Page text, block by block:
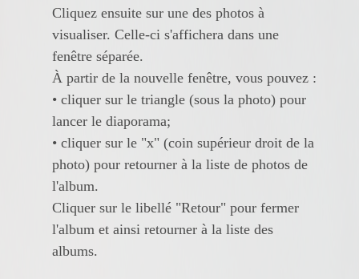
Cliquez ensuite sur une des photos à
visualiser. Celle-ci s'affichera dans une
fenêtre séparée.
À partir de la nouvelle fenêtre, vous pouvez :
• cliquer sur le triangle (sous la photo) pour
lancer le diaporama;
• cliquer sur le "x" (coin supérieur droit de la
photo) pour retourner à la liste de photos de
l'album.
Cliquer sur le libellé "Retour" pour fermer
l'album et ainsi retourner à la liste des
albums.